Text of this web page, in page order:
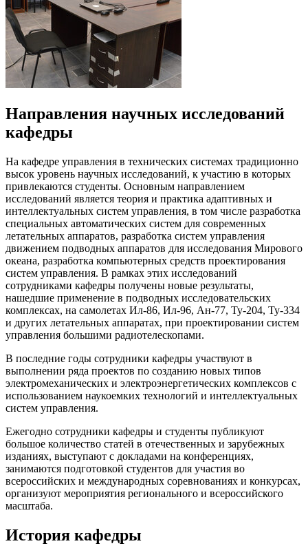
Направления научных исследований
кафедры
На кафедре управления в технических системах традиционно
высок уровень научных исследований, к участию в которых
привлекаются студенты. Основным направлением
исследований является теория и практика адаптивных и
интеллектуальных систем управления, в том числе разработка
специальных автоматических систем для современных
летательных аппаратов, разработка систем управления
движением подводных аппаратов для исследования Мирового
океана, разработка компьютерных средств проектирования
систем управления. В рамках этих исследований
сотрудниками кафедры получены новые результаты,
нашедшие применение в подводных исследовательских
комплексах, на самолетах Ил-86, Ил-96, Ан-77, Ту-204, Ту-334
и других летательных аппаратах, при проектировании систем
управления большими радиотелескопами.
В последние годы сотрудники кафедры участвуют в
выполнении ряда проектов по созданию новых типов
электромеханических и электроэнергетических комплексов с
использованием наукоемких технологий и интеллектуальных
систем управления.
Ежегодно сотрудники кафедры и студенты публикуют
большое количество статей в отечественных и зарубежных
изданиях, выступают с докладами на конференциях,
занимаются подготовкой студентов для участия во
всероссийских и международных соревнованиях и конкурсах,
организуют мероприятия регионального и всероссийского
масштаба.
История кафедры